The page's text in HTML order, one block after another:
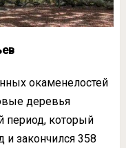
окаменелостей
деревья
период, который
и закончился 358